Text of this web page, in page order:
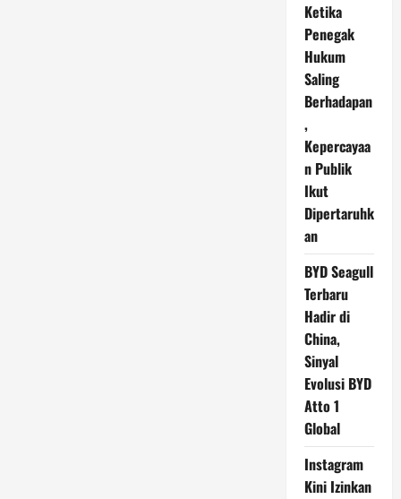
Ketika
Penegak
Hukum
Saling
Berhadapan
,
Kepercayaa
n Publik
Ikut
Dipertaruhk
an
BYD Seagull
Terbaru
Hadir di
China,
Sinyal
Evolusi BYD
Atto 1
Global
Instagram
Kini Izinkan